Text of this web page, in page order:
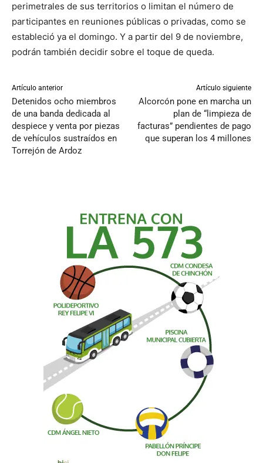
perimetrales de sus territorios o limitan el número de
participantes en reuniones públicas o privadas, como se
estableció ya el domingo. Y a partir del 9 de noviembre,
podrán también decidir sobre el toque de queda.
Artículo anterior
Detenidos ocho miembros
de una banda dedicada al
despiece y venta por piezas
de vehículos sustraídos en
Torrejón de Ardoz
Artículo siguiente
Alcorcón pone en marcha un
plan de “limpieza de
facturas” pendientes de pago
que superan los 4 millones